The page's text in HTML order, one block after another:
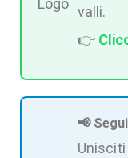
valli.
👉
📢
Unisciti